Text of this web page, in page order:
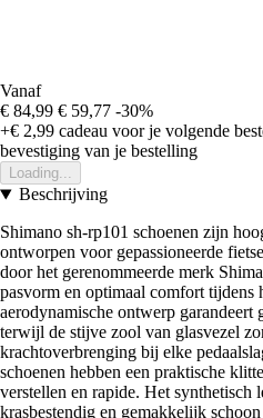
Vanaf
€ 84,99 € 59,77 -30%
+€ 2,99 cadeau voor je volgende
bevestiging van je bestelling
Loading...
Beschrijving
Shimano sh-rp101 schoenen zijn
ontworpen voor gepassioneerde
door het gerenommeerde merk
pasvorm en optimaal comfort tijdens
aerodynamische ontwerp garandeert
terwijl de stijve zool van glasvezel
krachtoverbrenging bij elke
schoenen hebben een praktische
verstellen en rapide. Het synthetisch
krasbestendig en gemakkelijk